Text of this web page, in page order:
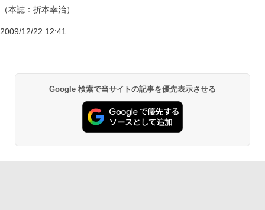
（本誌：折本幸治）
2009/12/22 12:41
Google 検索で当サイトの記事を優先表示させる